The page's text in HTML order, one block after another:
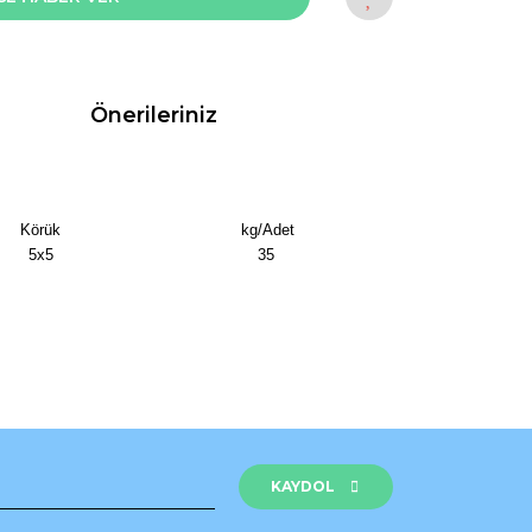
Önerileriniz
Körük
kg/Adet
5x5 35
KAYDOL